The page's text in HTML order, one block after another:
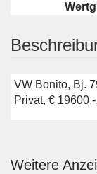
VW Bonito, Bj.
Privat, €
Weitere